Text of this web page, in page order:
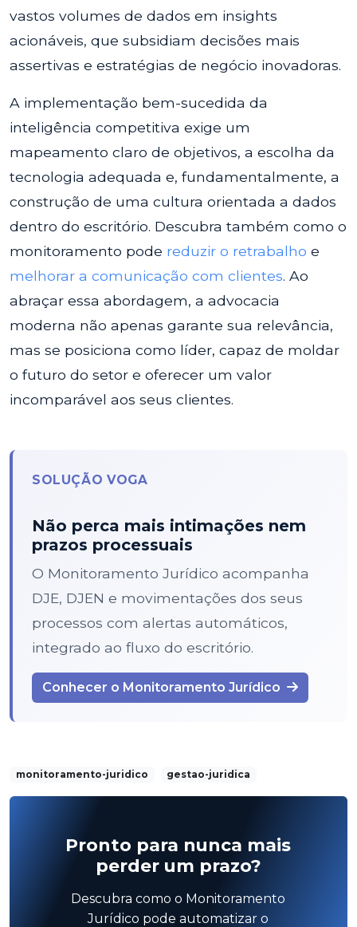
vastos volumes de dados em insights
acionáveis, que subsidiam decisões mais
assertivas e estratégias de negócio inovadoras.
A implementação bem-sucedida da
inteligência competitiva exige um
mapeamento claro de objetivos, a escolha da
tecnologia adequada e, fundamentalmente, a
construção de uma cultura orientada a dados
dentro do escritório. Descubra também como o
monitoramento pode reduzir o retrabalho e
melhorar a comunicação com clientes. Ao
abraçar essa abordagem, a advocacia
moderna não apenas garante sua relevância,
mas se posiciona como líder, capaz de moldar
o futuro do setor e oferecer um valor
incomparável aos seus clientes.
SOLUÇÃO VOGA
Não perca mais intimações nem
prazos processuais
O Monitoramento Jurídico acompanha
DJE, DJEN e movimentações dos seus
processos com alertas automáticos,
integrado ao fluxo do escritório.
Conhecer o Monitoramento Jurídico
monitoramento-juridico gestao-juridica
Pronto para nunca mais
perder um prazo?
Descubra como o Monitoramento
Jurídico pode automatizar o